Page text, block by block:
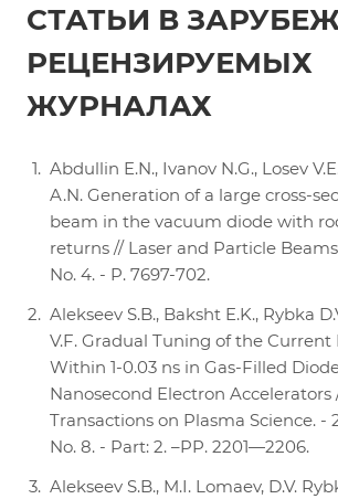
СТАТЬИ В
РЕЦЕНЗИРУЕМЫХ
ЖУРНАЛАХ
Abdullin E.N., Ivanov N.G., Losev
A.N. Generation of a large cross-
beam in the vacuum diode with
returns // Laser and Particle Beams.
No. 4. - P. 7697-702.
Alekseev S.B., Baksht E.K., Rybka
V.F. Gradual Tuning of the
Within 1-0.03 ns in Gas-Filled
Nanosecond Electron Accelerators
Transactions on Plasma Science. -
No. 8. - Part: 2. –PP. 2201—2206.
Alekseev S.B., M.I. Lomaev, D.V.